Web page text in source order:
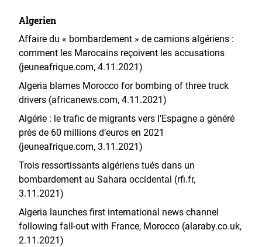
Algerien
Affaire du « bombardement » de camions algériens :
comment les Marocains reçoivent les accusations
(jeuneafrique.com, 4.11.2021)
Algeria blames Morocco for bombing of three truck
drivers (africanews.com, 4.11.2021)
Algérie : le trafic de migrants vers l’Espagne a généré
près de 60 millions d’euros en 2021
(jeuneafrique.com, 3.11.2021)
Trois ressortissants algériens tués dans un
bombardement au Sahara occidental (rfi.fr,
3.11.2021)
Algeria launches first international news channel
following fall-out with France, Morocco (alaraby.co.uk,
2.11.2021)